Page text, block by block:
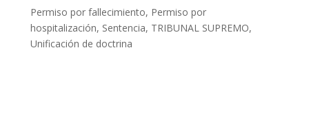
Permiso por fallecimiento, Permiso por
hospitalización, Sentencia, TRIBUNAL SUPREMO,
Unificación de doctrina